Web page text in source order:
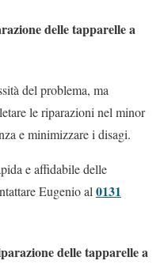
delle tapparelle a
del problema, ma
le riparazioni nel minor
e minimizzare i disagi.
e affidabile delle
Eugenio al0131
delle tapparelle a